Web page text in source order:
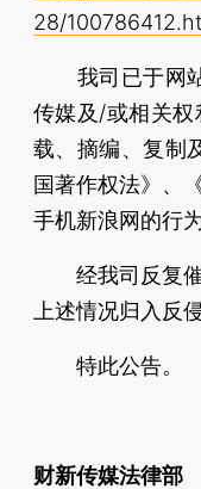
28/
我司已于网站
传媒及/或相关
载、摘编、复制
国著作权法》、
手机新浪网的行
经我司反复催
上述情况归入反
特此公告。
财新传媒法律部